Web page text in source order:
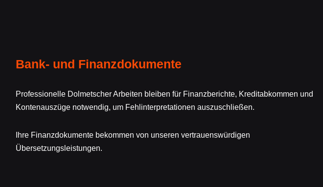
Bank- und Finanzdokumente
Professionelle Dolmetscher Arbeiten bleiben für Finanzberichte, Kreditabkommen und
Kontenauszüge notwendig, um Fehlinterpretationen auszuschließen.
Ihre Finanzdokumente bekommen von unseren vertrauenswürdigen
Übersetzungsleistungen.